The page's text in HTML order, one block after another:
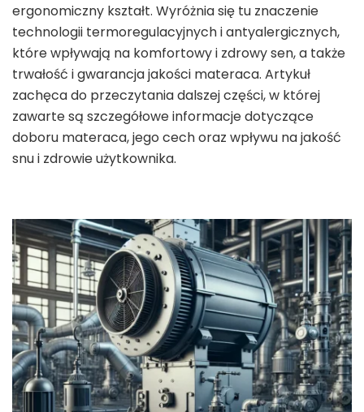
ergonomiczny kształt. Wyróżnia się tu znaczenie
technologii termoregulacyjnych i antyalergicznych,
które wpływają na komfortowy i zdrowy sen, a także
trwałość i gwarancja jakości materaca. Artykuł
zachęca do przeczytania dalszej części, w której
zawarte są szczegółowe informacje dotyczące
doboru materaca, jego cech oraz wpływu na jakość
snu i zdrowie użytkownika.